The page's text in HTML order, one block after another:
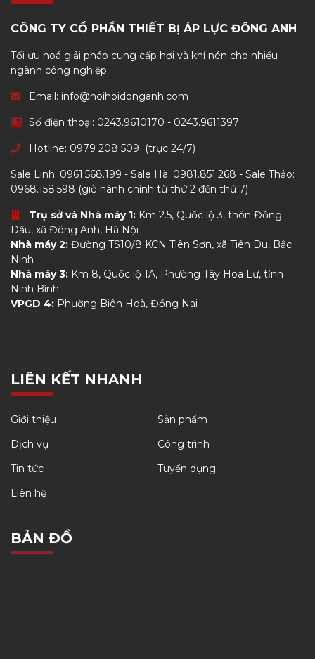
Email: info@noihoidonganh.com
Số điện thoại:0243.9610170 -0243.9611397
Hotline:0979 208 509 (trực 24/7)
0968.158.598(giờ hành chính từ thứ 2 đến thứ 7)
Trụ sở và Nhà máy 1:Km 2.5, Quốc lộ 3, thôn Đồng
Dầu, xã Đông Anh, Hà Nội
Nhà máy 2: Đường TS10/8 KCN Tiên Sơn, xã Tiên Du, Bắc
Ninh
Nhà máy 3:Km 8, Quốc lộ 1A, Phường Tây Hoa Lư, tỉnh
VPGD 4:Phường Biên Hoà, Đồng Nai
LIÊN KẾT NHANH
Tin tức
BẢN ĐỒ